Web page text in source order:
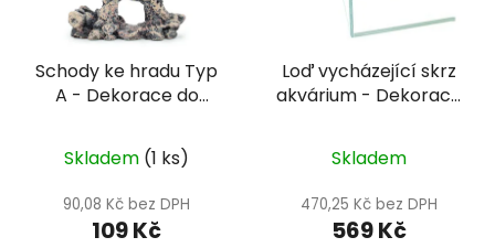
Schody ke hradu Typ
A - Dekorace do
Skladem (1 ks)
90,08 Kč bez DPH
109 Kč
Loď vycházející skrz
akvárium - Dekorace
Skladem
470,25 Kč bez DPH
569 Kč